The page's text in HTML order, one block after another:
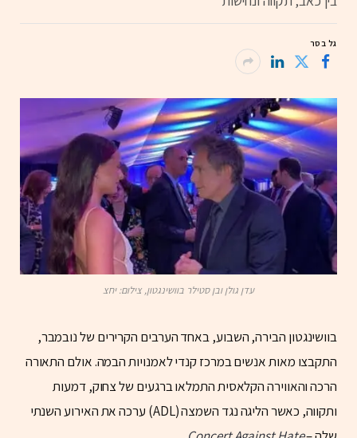
גל בסר
עדן גולן ובן סטילר בוושינגטון, צילום: יחצ
בוושינגטון הבירה, השבוע, באחד הערבים הקרירים של נובמבר,
התקבצו מאות אנשים במרכז קנדי לאמנויות הבמה. אולם התאורה
הרכה והאווירה הקלאסית התמלאו ברגעים של צחוק, דמעות
ותקווה, כאשר הליגה נגד השמצה (ADL) ערכה את האירוע השנתי